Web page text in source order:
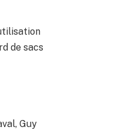
de sacs
Guy